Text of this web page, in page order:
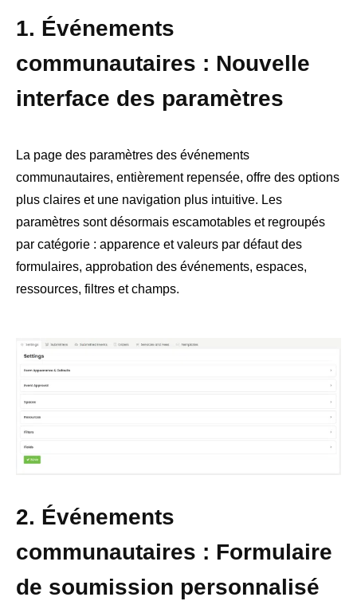
1. Événements
communautaires : Nouvelle
interface des paramètres
La page des paramètres des événements
communautaires, entièrement repensée, offre des options
plus claires et une navigation plus intuitive. Les
paramètres sont désormais escamotables et regroupés
par catégorie : apparence et valeurs par défaut des
formulaires, approbation des événements, espaces,
ressources, filtres et champs.
2. Événements
communautaires : Formulaire
de soumission personnalisé